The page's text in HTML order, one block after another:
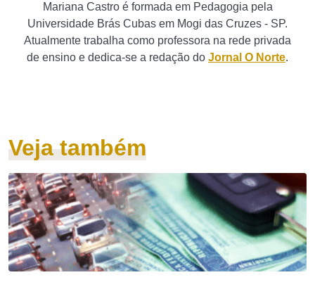
Mariana Castro é formada em Pedagogia pela
Universidade Brás Cubas em Mogi das Cruzes - SP.
Atualmente trabalha como professora na rede privada
de ensino e dedica-se a redação do Jornal O Norte.
Veja também